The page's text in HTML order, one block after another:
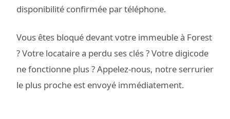
disponibilité confirmée par téléphone.
Vous êtes bloqué devant votre immeuble à Forest
? Votre locataire a perdu ses clés ? Votre digicode
ne fonctionne plus ? Appelez-nous, notre serrurier
le plus proche est envoyé immédiatement.